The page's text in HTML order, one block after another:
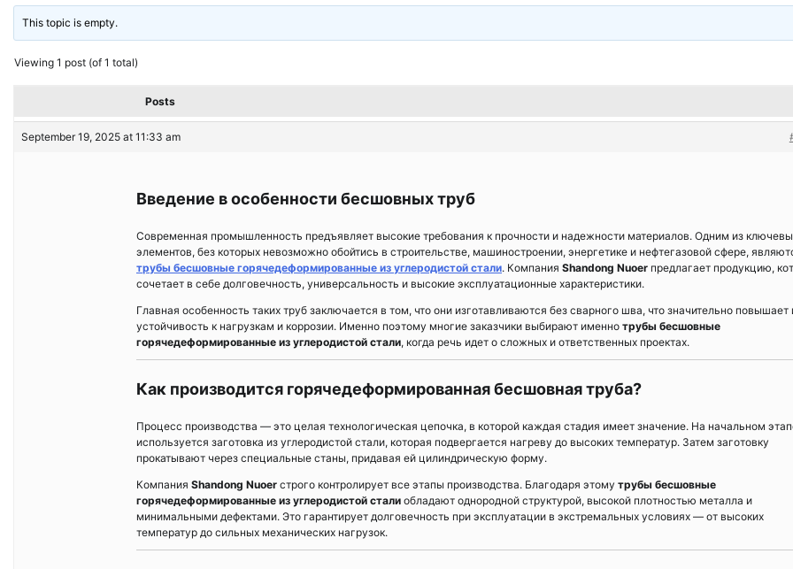
This topic is empty.
Viewing 1 post (of 1 total)
Posts
September 19, 2025 at 11:33 am
Введение в особенности бесшовных труб
Современная промышленность предъявляет высокие требования к прочности и надежности материалов. Одним из
элементов, без которых невозможно обойтись в строительстве, машиностроении, энергетике и нефтегазовой сфере,
трубы бесшовные горячедеформированные из углеродистой стали. Компания Shandong Nuoer предлагает продукцию,
сочетает в себе долговечность, универсальность и высокие эксплуатационные характеристики.
Главная особенность таких труб заключается в том, что они изготавливаются без сварного шва, что значительно повышает
устойчивость к нагрузкам и коррозии. Именно поэтому многие заказчики выбирают именно трубы бесшовные
горячедеформированные из углеродистой стали, когда речь идет о сложных и ответственных проектах.
Как производится горячедеформированная бесшовная труба?
Процесс производства — это целая технологическая цепочка, в которой каждая стадия имеет значение. На начальном
используется заготовка из углеродистой стали, которая подвергается нагреву до высоких температур. Затем заготовку
прокатывают через специальные станы, придавая ей цилиндрическую форму.
Компания Shandong Nuoer строго контролирует все этапы производства. Благодаря этому трубы бесшовные
горячедеформированные из углеродистой стали обладают однородной структурой, высокой плотностью металла и
минимальными дефектами. Это гарантирует долговечность при эксплуатации в экстремальных условиях — от высоких
температур до сильных механических нагрузок.